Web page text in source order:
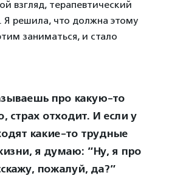
взгляд, терапевтический
решила, что должна этому
заниматься, и стало
про какую-то
страх отходит. И если у
какие-то трудные
я думаю: ”Ну, я про
пожалуй, да?”